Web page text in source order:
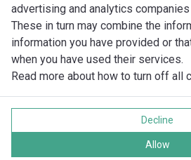
advertising and analytics
These in turn may combine the
information you have provided or
when you have used their services.
Read more about how to turn off all
Decline
Allow
Imprint
Gegevensbescherming
Alle rechten voorbehouden